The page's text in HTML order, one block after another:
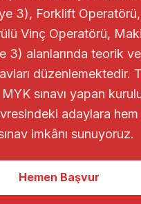
3), Forklift Operatörü,
Vinç Operatörü,
3) alanlarında teorik ve
düzenlemektedir.
sınavı yapan
adaylara
imkânı sunuyoruz.
Hemen Başvur